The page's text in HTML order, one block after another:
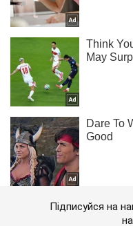
Підписуйся на